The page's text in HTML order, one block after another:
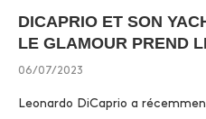
DICAPRIO ET SON
LE GLAMOUR PREND
06/07/2023
Leonardo DiCaprio a